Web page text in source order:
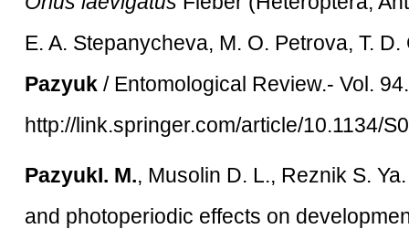
E. A. Stepanycheva, M. O. Petrova, T.
Pazyuk / Entomological Review.- Vol.
http://link.springer.com/article/10.1134/
PazyukI. M., Musolin D. L., Reznik S.
and photoperiodic effects on